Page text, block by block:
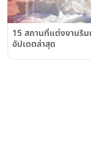
15 สถานที่แต่งงานริมทะเ
อัปเดตล่าสุด